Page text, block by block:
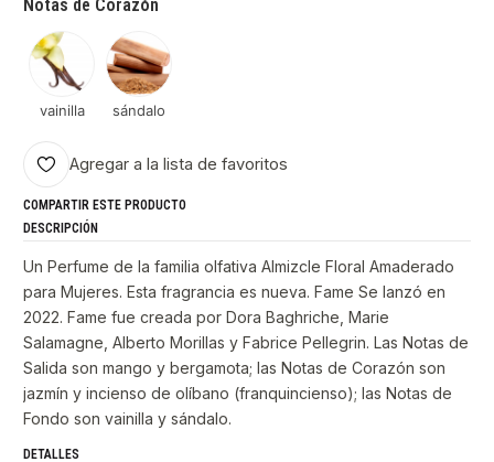
Notas de Corazón
vainilla sándalo
Agregar a la lista de favoritos
COMPARTIR ESTE PRODUCTO
DESCRIPCIÓN
Un Perfume de la familia olfativa Almizcle Floral Amaderado
para Mujeres. Esta fragrancia es nueva. Fame Se lanzó en
2022. Fame fue creada por Dora Baghriche, Marie
Salamagne, Alberto Morillas y Fabrice Pellegrin. Las Notas de
Salida son mango y bergamota; las Notas de Corazón son
jazmín y incienso de olíbano (franquincienso); las Notas de
Fondo son vainilla y sándalo.
DETALLES